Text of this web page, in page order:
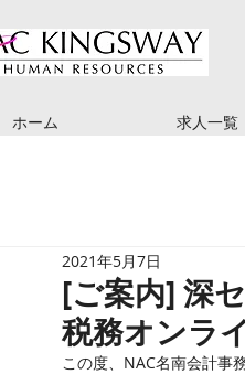
ホーム 求人一覧
[ご案内] 深
税務オンラ
2021年5月7日
この度、NAC名南会計事